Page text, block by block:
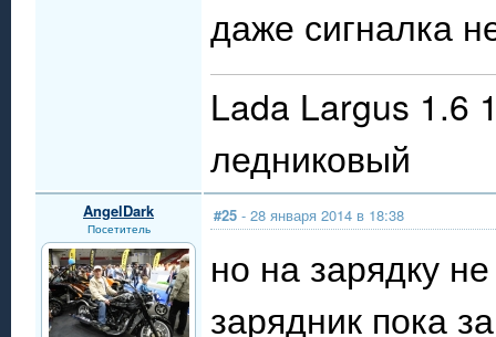
даже сигналка
Lada Largus 1.6
ледниковый
AngelDark
Посетитель
#25 - 28 января 2014 в 18:38
но на зарядку
зарядник пока